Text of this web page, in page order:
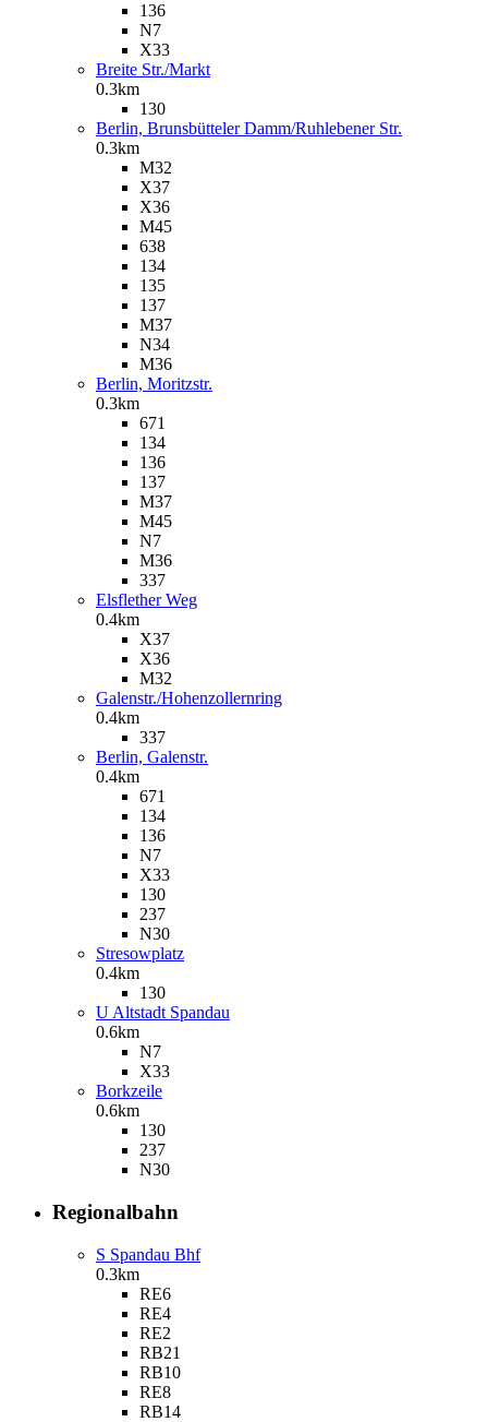
136
N7
X33
Breite Str./Markt
0.3km
130
Berlin, Brunsbütteler Damm/Ruhlebener Str.
0.3km
M32
X37
X36
M45
638
134
135
137
M37
N34
M36
Berlin, Moritzstr.
0.3km
671
134
136
137
M37
M45
N7
M36
337
Elsflether Weg
0.4km
X37
X36
M32
Galenstr./Hohenzollernring
0.4km
337
Berlin, Galenstr.
0.4km
671
134
136
N7
X33
130
237
N30
Stresowplatz
0.4km
130
U Altstadt Spandau
0.6km
N7
X33
Borkzeile
0.6km
130
237
N30
Regional­bahn
S Spandau Bhf
0.3km
RE6
RE4
RE2
RB21
RB10
RE8
RB14